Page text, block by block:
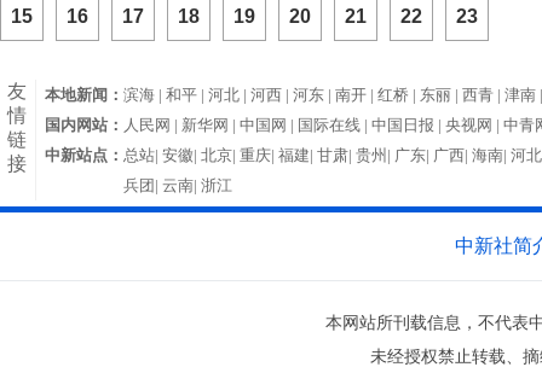
15 16 17 18 19 20 21 22 23
友
情
链
接
本地新闻： 滨海 |和平 |河北 |河西 |河东 |南开 |红桥 | 东丽 |西青 |津南
国内网站： 人民网 | 新华网 |中国网 | 国际在线 |中国日报 |央视网 |中青
中新站点： 总站|安徽|北京|重庆|福建|甘肃|贵州| 广东| 广西|海南|河
兵团|云南|浙江
中新社简
本网站所刊载信息，不代表
未经授权禁止转载、